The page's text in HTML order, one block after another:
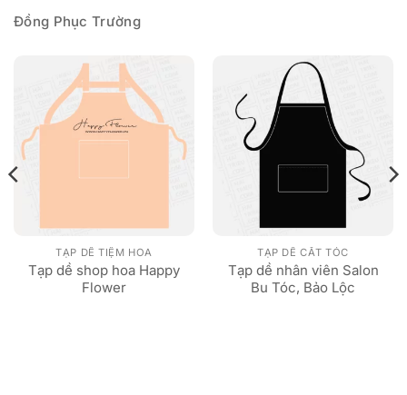
Đồng Phục Trường
TẠP DỀ TIỆM HOA
Tạp dề shop hoa Happy
Flower
TẠP DỀ CẮT TÓC
Tạp dề nhân viên Salon
Bu Tóc, Bảo Lộc